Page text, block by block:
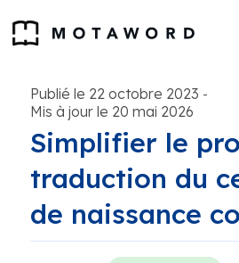
Publié le 22 octobre 2023 -
Mis à jour le 20 mai 2026
Simplifier le
traduction du
de naissance